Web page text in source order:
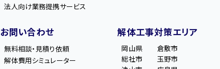
法人向け業務提携サービス
お問い合わせ
無料相談・見積り依頼
解体費用シミュレーター
解体工事対策エリア
岡山県
倉敷市
総社市
玉野市